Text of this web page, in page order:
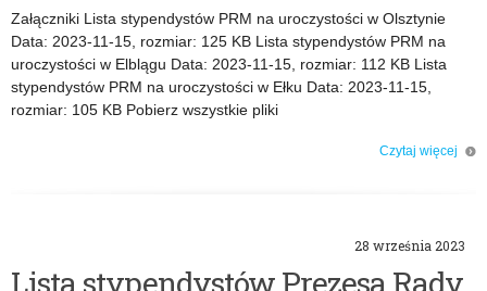
Załączniki Lista stypendystów PRM na uroczystości w Olsztynie
Data: 2023-11-15, rozmiar: 125 KB Lista stypendystów PRM na
uroczystości w Elblągu Data: 2023-11-15, rozmiar: 112 KB Lista
stypendystów PRM na uroczystości w Ełku Data: 2023-11-15,
rozmiar: 105 KB Pobierz wszystkie pliki
Czytaj więcej
28 września 2023